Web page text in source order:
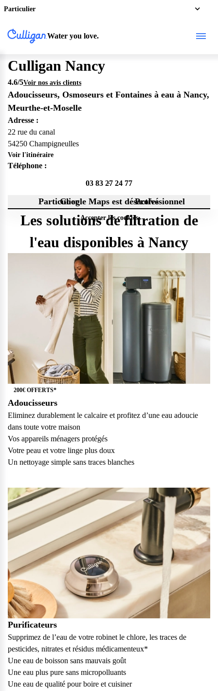
Particulier
Water you love.
Culligan Nancy
4.6/5Voir nos avis clients
Adoucisseurs, Osmoseurs et Fontaines à eau à Nancy,
Meurthe-et-Moselle
Adresse :
22 rue du canal
54250 Champigneulles
Voir l'itinéraire
Téléphone :
03 83 27 24 77
Google Maps est désactivé
Accepter les cookies
Particulier Professionnel
Les solutions de filtration de
l'eau disponibles à Nancy
200€ OFFERTS*
Adoucisseurs
Eliminez durablement le calcaire et profitez d’une eau adoucie
dans toute votre maison
Vos appareils ménagers protégés
Votre peau et votre linge plus doux
Un nettoyage simple sans traces blanches
Purificateurs
Supprimez de l’eau de votre robinet le chlore, les traces de
pesticides, nitrates et résidus médicamenteux*
Une eau de boisson sans mauvais goût
Une eau plus pure sans micropolluants
Une eau de qualité pour boire et cuisiner
Questions fréquentes
Consultez notre page de FAQ pour trouver toutes les réponses à
vos questions.
Consulter notre FAQ
Service après-vente
Vous avez des demandes sur l’entretien, le suivi et le dépannage
de votre matériel ? Culligan est là pour vous
Contactez notre service client